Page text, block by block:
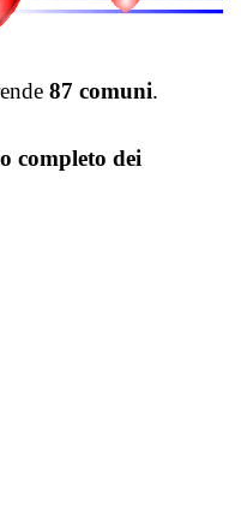
87 comuni.
completo dei